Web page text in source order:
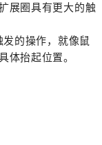
展圈具有更大的触
发的操作，就像鼠
体抬起位置。